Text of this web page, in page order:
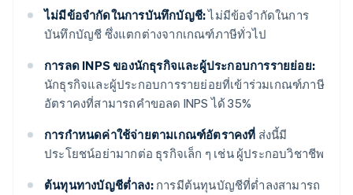
ไม่มีข้อจำกัดในการบันทึกบัญชี:ไม่มีข้อจำกัดในการ
บันทึกบัญชี ซึ่งแตกต่างจากเกณฑ์ภาษีทั่วไป
การลด INPS ของนักธุรกิจและผู้ประกอบการรายย่อย:
นักธุรกิจและผู้ประกอบการรายย่อยที่เข้าร่วมเกณฑ์ภาษี
อัตราคงที่สามารถคำขอลด INPS ได้ 35%
การกำหนดค่าใช้จ่ายตามเกณฑ์อัตราคงที่ ส่งนี้มี
ประโยชน์อย่ามากต่อ ธุรกิจเล็ก ๆ เช่น ผู้ประกอบวิชาชีพ
ต้นทุนทางบัญชีต่ำลง:การมีต้นทุนบัญชีที่ต่ำลงสามารถ